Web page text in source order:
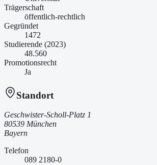
Trägerschaft
öffentlich-rechtlich
Gegründet
1472
Studierende (2023)
48.560
Promotionsrecht
Ja
Standort
Geschwister-Scholl-Platz 1
80539 München
Bayern
Telefon
089 2180-0